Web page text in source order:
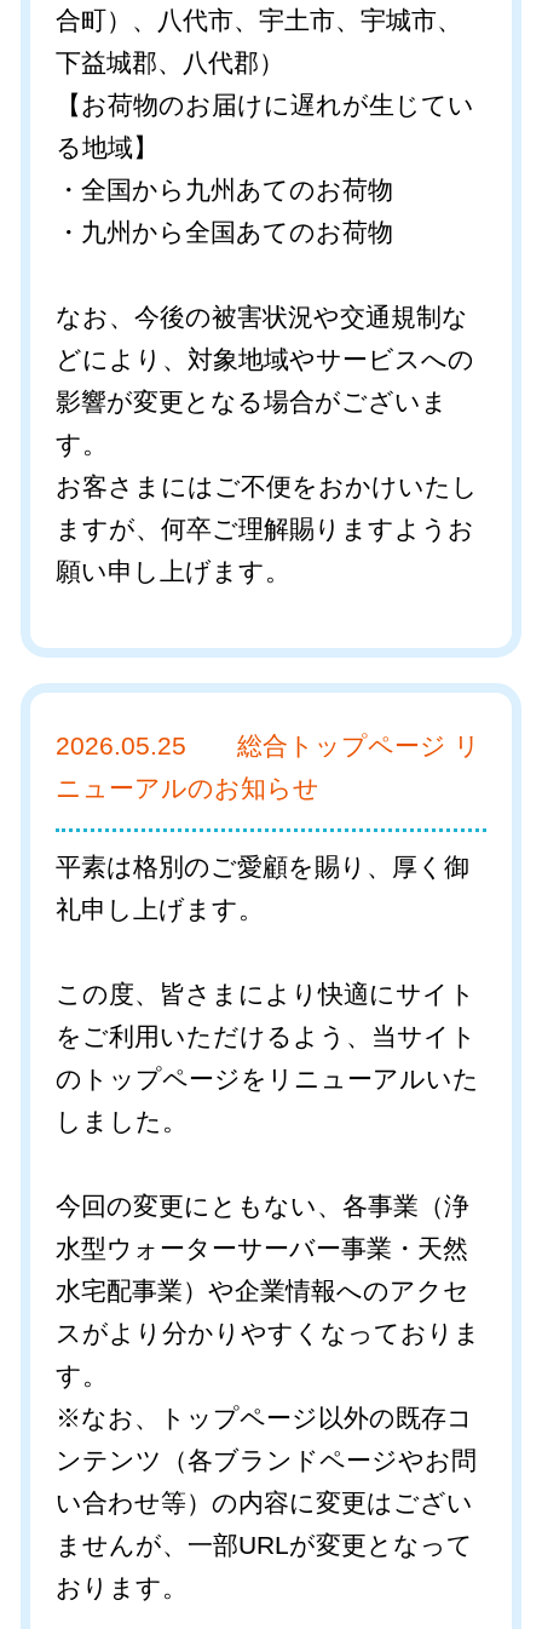
合町）、八代市、宇土市、宇城市、
下益城郡、八代郡）
【お荷物のお届けに遅れが生じてい
る地域】
・全国から九州あてのお荷物
・九州から全国あてのお荷物
なお、今後の被害状況や交通規制な
どにより、対象地域やサービスへの
影響が変更となる場合がございま
す。
お客さまにはご不便をおかけいたし
ますが、何卒ご理解賜りますようお
願い申し上げます。
2026.05.25 総合トップページ リ
ニューアルのお知らせ
平素は格別のご愛顧を賜り、厚く御
礼申し上げます。
この度、皆さまにより快適にサイト
をご利用いただけるよう、当サイト
のトップページをリニューアルいた
しました。
今回の変更にともない、各事業（浄
水型ウォーターサーバー事業・天然
水宅配事業）や企業情報へのアクセ
スがより分かりやすくなっておりま
す。
※なお、トップページ以外の既存コ
ンテンツ（各ブランドページやお問
い合わせ等）の内容に変更はござい
ませんが、一部URLが変更となって
おります。